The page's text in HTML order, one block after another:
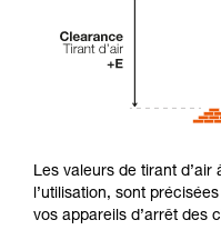
Les valeurs de tirant
l’utilisation, sont
vos appareils d’arrêt des